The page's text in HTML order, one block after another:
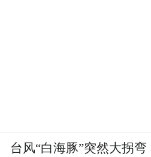
台风“白海豚”突然大拐弯